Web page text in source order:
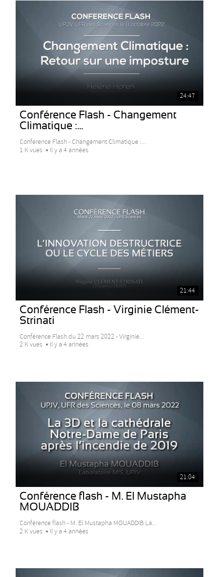
24:47
Conférence Flash - Changement
Climatique :...
Conférence Flash - Changement Climatique :...
1 K vues
Il y a 4 années
21:44
Conférence Flash - Virginie Clément-
Strinati
Conférence Flash du 22 mars 2022 - Virginie...
2 K vues
Il y a 4 années
21:04
Conférence flash - M. El Mustapha
MOUADDIB
Conférence flash - M. El Mustapha MOUADDIB La...
2 K vues
Il y a 4 années